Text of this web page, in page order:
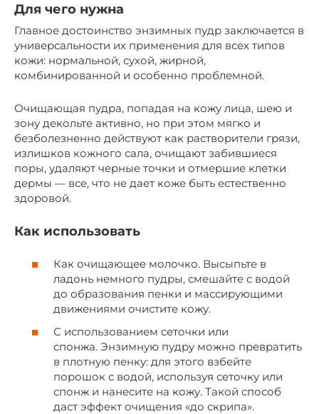
Для чего нужна
Главное достоинство энзимных пудр заключается в
универсальности их применения для всех типов
кожи: нормальной, сухой, жирной,
комбинированной и особенно проблемной.
Очищающая пудра, попадая на кожу лица, шею и
зону декольте активно, но при этом мягко и
безболезненно действуют как растворители грязи,
излишков кожного сала, очищают забившиеся
поры, удаляют черные точки и отмершие клетки
дермы — все, что не дает коже быть естественно
здоровой.
Как использовать
Как очищающее молочко. Высыпьте в
ладонь немного пудры, смешайте с водой
до образования пенки и массирующими
движениями очистите кожу.
С использованием сеточки или
спонжа. Энзимную пудру можно превратить
в плотную пенку: для этого взбейте
порошок с водой, используя сеточку или
спонж и нанесите на кожу. Такой способ
даст эффект очищения «до скрипа».